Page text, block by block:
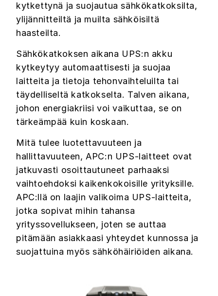
kytkettynä ja suojautua sähkökatkoksilta,
ylijännitteiltä ja muilta sähköisiltä
haasteilta.
Sähkökatkoksen aikana UPS:n akku
kytkeytyy automaattisesti ja suojaa
laitteita ja tietoja tehonvaihteluilta tai
täydelliseltä katkokselta. Talven aikana,
johon energiakriisi voi vaikuttaa, se on
tärkeämpää kuin koskaan.
Mitä tulee luotettavuuteen ja
hallittavuuteen, APC:n UPS-laitteet ovat
jatkuvasti osoittautuneet parhaaksi
vaihtoehdoksi kaikenkokoisille yrityksille.
APC:llä on laajin valikoima UPS-laitteita,
jotka sopivat mihin tahansa
yrityssovellukseen, joten se auttaa
pitämään asiakkaasi yhteydet kunnossa ja
suojattuina myös sähköhäiriöiden aikana.